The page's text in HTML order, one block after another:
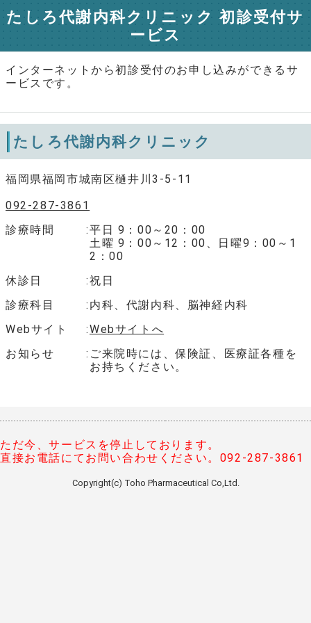
たしろ代謝内科クリニック 初診受付サ
ービス
インターネットから初診受付のお申し込みができるサ
ービスです。
たしろ代謝内科クリニック
福岡県福岡市城南区樋井川3-5-11
092-287-3861
診療時間
平日 9：00～20：00
土曜 9：00～12：00、日曜9：00～1
2：00
休診日
祝日
診療科目
内科、代謝内科、脳神経内科
Webサイト
Webサイトへ
お知らせ
ご来院時には、保険証、医療証各種を
お持ちください。
ただ今、サービスを停止しております。
直接お電話にてお問い合わせください。092-287-3861
Copyright(c) Toho Pharmaceutical Co,Ltd.